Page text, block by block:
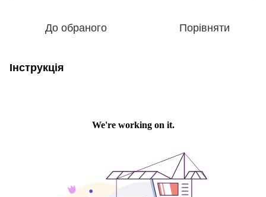
До обраного Порівняти
Інструкція